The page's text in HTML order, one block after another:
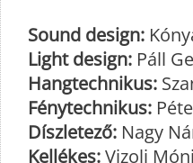
Sound design:
Light design: Páll
Hangtechnikus:
Fénytechnikus:
Díszletező: Nagy
Kellékes:Vizoli